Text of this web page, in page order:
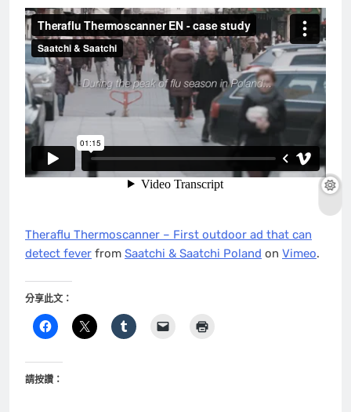
Theraflu Thermoscanner – First outdoor ad that can
detect fever from Saatchi & Saatchi Poland on Vimeo.
分享此文：
請按讚：